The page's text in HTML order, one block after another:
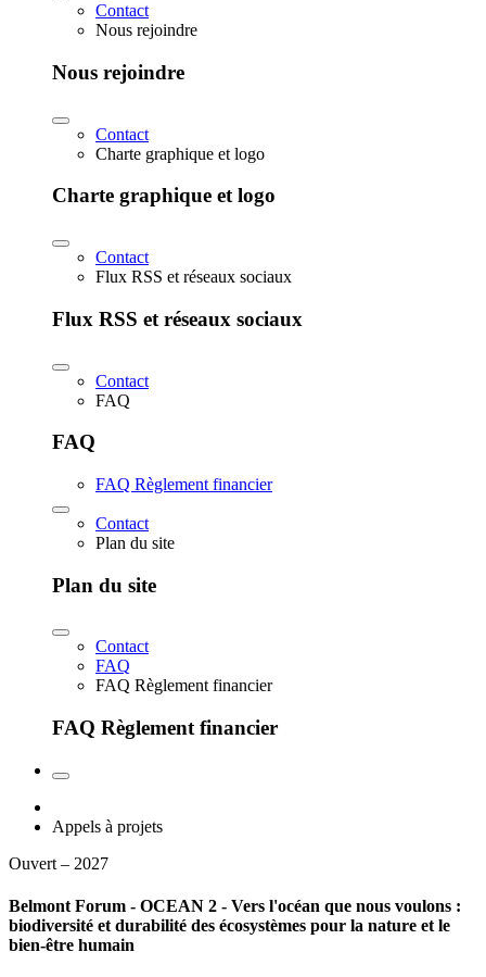
Contact
Nous rejoindre
Nous rejoindre
Contact
Charte graphique et logo
Charte graphique et logo
Contact
Flux RSS et réseaux sociaux
Flux RSS et réseaux sociaux
Contact
FAQ
FAQ
FAQ Règlement financier
Contact
Plan du site
Plan du site
Contact
FAQ
FAQ Règlement financier
FAQ Règlement financier
Appels à projets
Ouvert – 2027
Belmont Forum - OCEAN 2 - Vers l'océan que nous voulons :
biodiversité et durabilité des écosystèmes pour la nature et le
bien-être humain